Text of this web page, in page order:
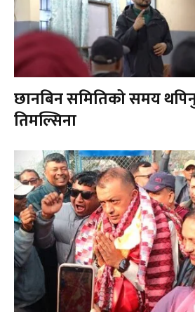
छानबिन समितिको समय
तिमल्सिना